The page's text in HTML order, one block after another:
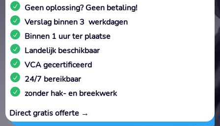
Geen oplossing? Geen betaling!
Verslag binnen 3 werkdagen
Binnen 1 uur ter plaatse
Landelijk beschikbaar
VCA gecertificeerd
24/7 bereikbaar
zonder hak- en breekwerk
Direct gratis offerte →